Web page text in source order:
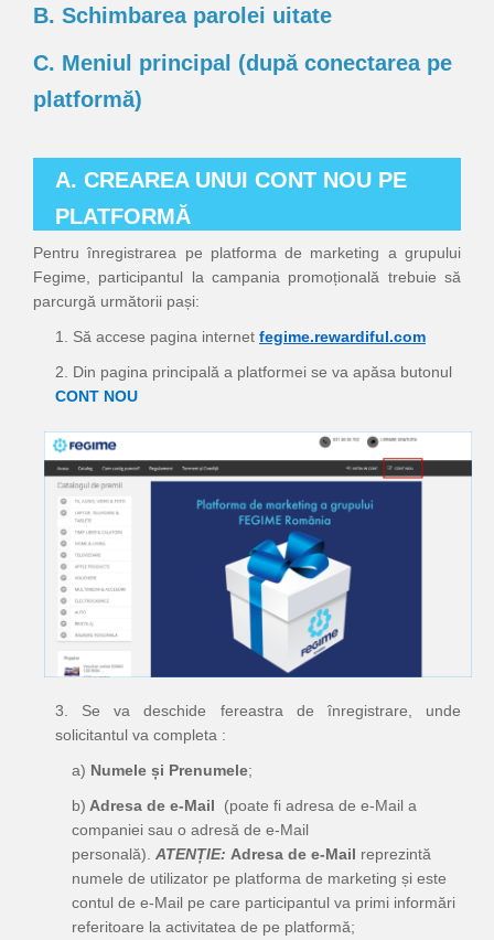
Ajutor
B. Schimbarea parolei uitate
C. Meniul principal (după conectarea pe
platformă)
A. CREAREA UNUI CONT NOU PE
PLATFORMĂ
Pentru înregistrarea pe platforma de marketing a grupului
Fegime, participantul la campania promoțională trebuie să
parcurgă următorii pași:
1. Să accese pagina internet fegime.rewardiful.com
2. Din pagina principală a platformei se va apăsa butonul
CONT NOU
3. Se va deschide fereastra de înregistrare, unde
solicitantul va completa :
a) Numele și Prenumele;
b) Adresa de e-Mail (poate fi adresa de e-Mail a
companiei sau o adresă de e-Mail
personală). ATENȚIE: Adresa de e-Mail reprezintă
numele de utilizator pe platforma de marketing și este
contul de e-Mail pe care participantul va primi informări
referitoare la activitatea de pe platformă;